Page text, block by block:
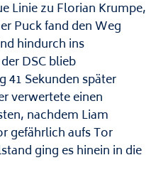
Linie zu Florian Krumpe,
Puck fand den Weg
hindurch ins
DSC blieb
41 Sekunden später
verwertete einen
nachdem Liam
gefährlich aufs Tor
ging es hinein in die